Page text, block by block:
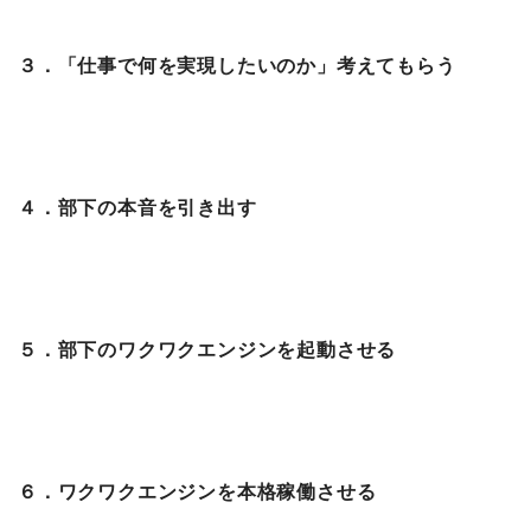
３．「仕事で何を実現したいのか」考えてもらう
４．部下の本音を引き出す
５．部下のワクワクエンジンを起動させる
６．ワクワクエンジンを本格稼働させる